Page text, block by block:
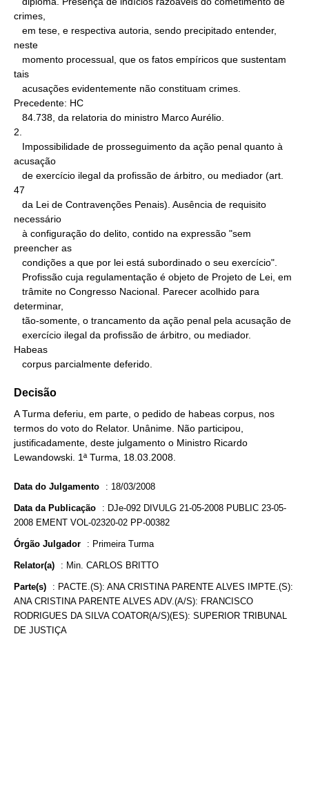
crimes,
neste
tais
Precedente: HC
2.
acusação
47
necessário
preencher as
determinar,
Habeas
   corpus parcialmente deferido.
Decisão
A Turma deferiu, em parte, o pedido de habeas corpus, nos
termos do voto do Relator. Unânime. Não participou,
justificadamente, deste julgamento o Ministro Ricardo
Lewandowski. 1ª Turma, 18.03.2008.
Data do Julgamento : 18/03/2008
Data da Publicação : DJe-092 DIVULG 21-05-2008 PUBLIC 23-05-
2008 EMENT VOL-02320-02 PP-00382
Órgão Julgador : Primeira Turma
Relator(a) : Min. CARLOS BRITTO
Parte(s) : PACTE.(S): ANA CRISTINA PARENTE ALVES IMPTE.(S):
ANA CRISTINA PARENTE ALVES ADV.(A/S): FRANCISCO
RODRIGUES DA SILVA COATOR(A/S)(ES): SUPERIOR TRIBUNAL
DE JUSTIÇA